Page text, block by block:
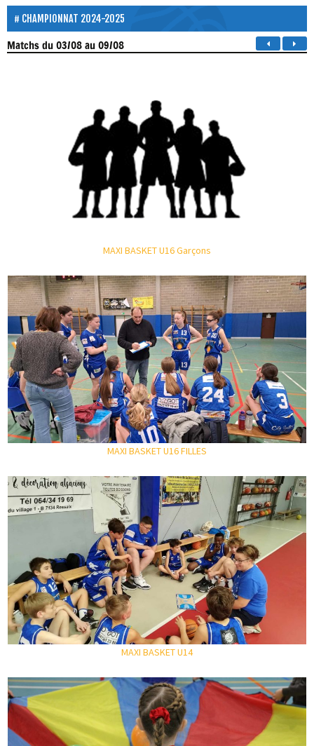
CHAMPIONNAT 2024-2025
Matchsdu 03/08 au 09/08
MAXI BASKET U16 Garçons
MAXI BASKET U16 FILLES
MAXI BASKET U14